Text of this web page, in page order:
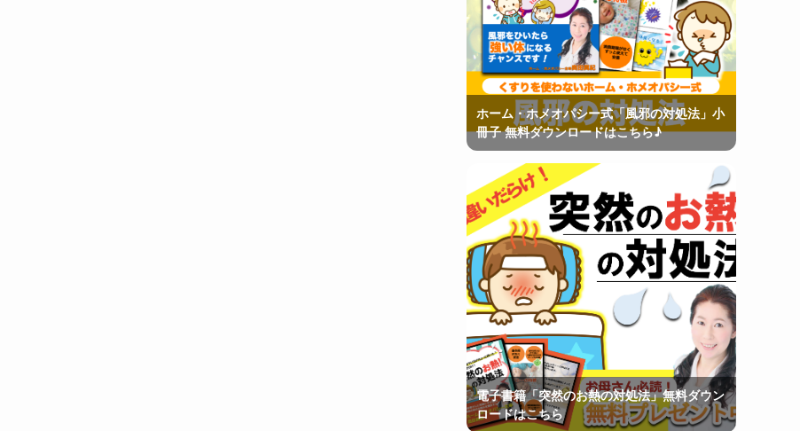
ホーム・ホメオパシー式「風邪の対処法」小
冊子 無料ダウンロードはこちら♪
電子書籍「突然のお熱の対処法」無料ダウン
ロードはこちら